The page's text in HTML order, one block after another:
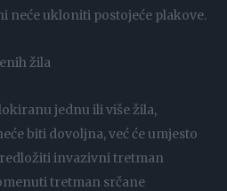
neće ukloniti postojeće plakove.
žila
jednu ili više žila,
biti dovoljna, već će umjesto
invazivni tretman
tretman srčane